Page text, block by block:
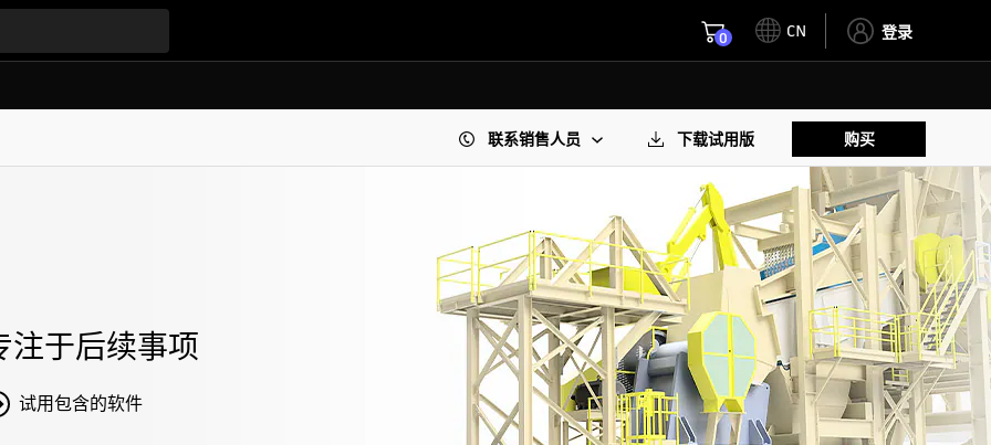
0 CN 登录
联系销售人员 下载试用版 购买
注于后续事项
试用包含的软件